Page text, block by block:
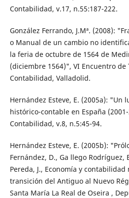
Contabilidad, v.17, n.55:187-222.
González Ferrando, J.Mª. (2008):
o Manual de un cambio no
la feria de octubre de 1564 de
(diciembre 1564)", VI Encuentro
Contabilidad, Valladolid.
Hernández Esteve, E. (2005a): "Un
histórico-contable en España
Contabilidad, v.8, n.5:45-94.
Hernández Esteve, E. (2005b):
Fernández, D., Ga llego Rodríguez,
Pereda, J., Economía y contabilidad
transición del Antiguo al Nuevo
Santa María La Real de Oseira ,